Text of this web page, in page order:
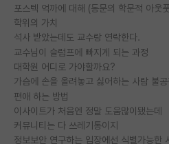
학위의 가치
석사 받았는데도 교수랑 연락한다.
교수님이 슬럼프에 빠지게 되는 과정
대학원 어디로 가야할까요?
가슴에 손을 올려놓고 싫어하는 사람 불
편애 하는 방법
이사이트가 처음엔 정말 도움많이됐는데
커뮤니티는 다 쓰레기통이지